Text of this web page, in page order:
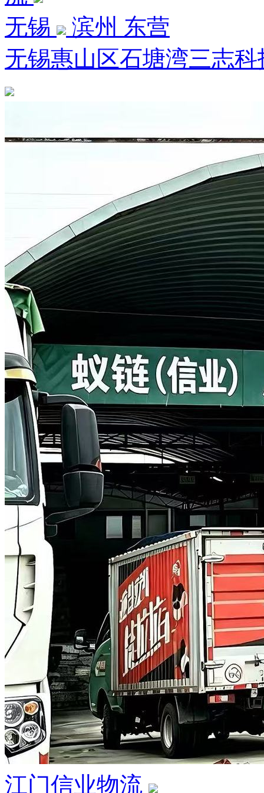
无锡
滨州 东营
无锡惠山区石塘湾三志
江门信业物流